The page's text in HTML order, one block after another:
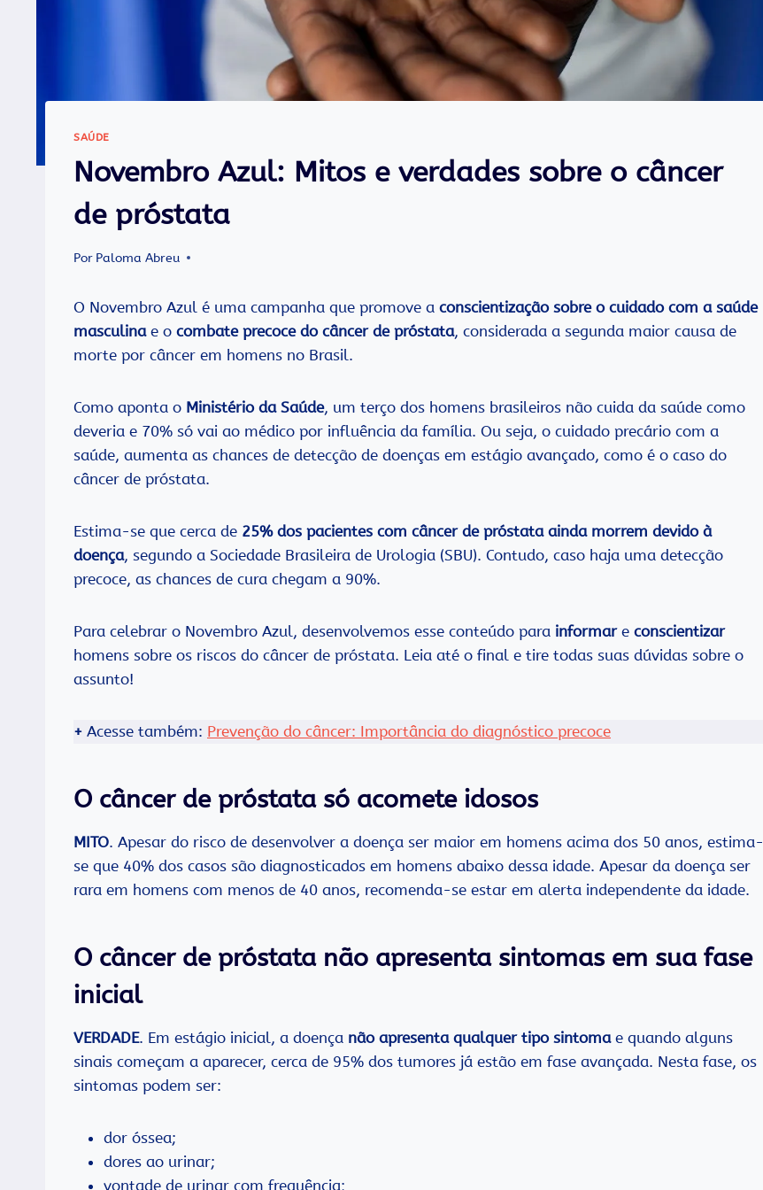
SAÚDE
Novembro Azul: Mitos e verdades sobre o câncer
de próstata
Por Paloma Abreu
O Novembro Azul é uma campanha que promove a conscientização sobre o cuidado com a saúde
masculinae o combate precoce do câncer de próstata, considerada a segunda maior causa de
morte por câncer em homens no Brasil.
Como aponta o Ministério da Saúde, um terço dos homens brasileiros não cuida da saúde como
deveria e 70% só vai ao médico por influência da família. Ou seja, o cuidado precário com a
saúde, aumenta as chances de detecção de doenças em estágio avançado, como é o caso do
câncer de próstata.
Estima-se que cerca de 25% dos pacientes com câncer de próstata ainda morrem devido à
doença, segundo a Sociedade Brasileira de Urologia (SBU). Contudo, caso haja uma detecção
precoce, as chances de cura chegam a 90%.
Para celebrar o Novembro Azul, desenvolvemos esse conteúdo para informar e conscientizar
homens sobre os riscos do câncer de próstata. Leia até o final e tire todas suas dúvidas sobre o
assunto!
+ Acesse também: Prevenção do câncer: Importância do diagnóstico precoce
O câncer de próstata só acomete idosos
MITO. Apesar do risco de desenvolver a doença ser maior em homens acima dos 50 anos, estima-
se que 40% dos casos são diagnosticados em homens abaixo dessa idade. Apesar da doença ser
rara em homens com menos de 40 anos, recomenda-se estar em alerta independente da idade.
O câncer de próstata não apresenta sintomas em sua fase
inicial
VERDADE. Em estágio inicial, a doença não apresenta qualquer tipo sintomae quando alguns
sinais começam a aparecer, cerca de 95% dos tumores já estão em fase avançada. Nesta fase, os
sintomas podem ser:
dor óssea;
dores ao urinar;
vontade de urinar com frequência;